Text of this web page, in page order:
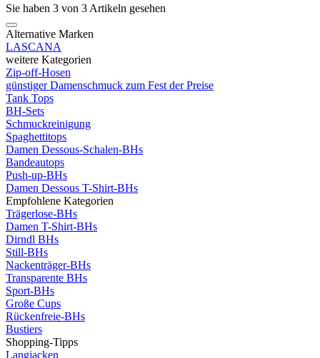
Sie haben 3 von 3 Artikeln gesehen
Alternative Marken
LASCANA
weitere Kategorien
Zip-off-Hosen
günstiger Damenschmuck zum Fest der Preise
Tank Tops
BH-Sets
Schmuckreinigung
Spaghettitops
Damen Dessous-Schalen-BHs
Bandeautops
Push-up-BHs
Damen Dessous T-Shirt-BHs
Empfohlene Kategorien
Trägerlose-BHs
Damen T-Shirt-BHs
Dirndl BHs
Still-BHs
Nackenträger-BHs
Transparente BHs
Sport-BHs
Große Cups
Rückenfreie-BHs
Bustiers
Shopping-Tipps
Langjacken